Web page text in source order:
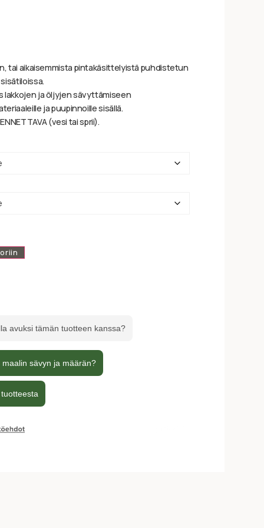
tai aikaisemmista pintakäsittelyistä puhdistetun
lakkojen ja öljyjen sävyttämiseen
ja puupinnoille sisällä.
(vesi tai sprii).